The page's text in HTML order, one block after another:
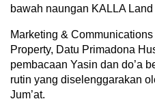
bawah naungan KALLA Land
Marketing &
Property, Datu Primadona
pembacaan Yasin dan do’a
rutin yang diselenggarakan
Jum’at.